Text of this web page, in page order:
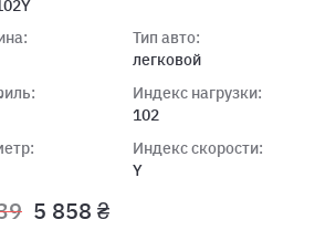
Тип авто:
легковой
Индекс нагрузки:
102
Индекс скорости:
Y
5 858 ₴